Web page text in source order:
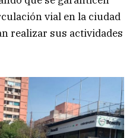
vial en la ciudad
realizar sus actividades